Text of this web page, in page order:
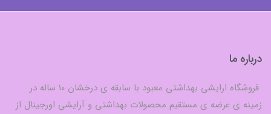
درباره ما
فروشگاه ارایشی بهداشتی معبود با سابقه ی درخشان 10 ساله در
زمینه ی عرضه ی مستقیم محصولات بهداشتی و آرایشی اورجینال از